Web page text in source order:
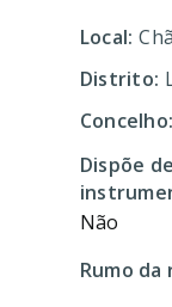
Local:
Distrito:
Concelho:
Dispõe
Não
Rumo da